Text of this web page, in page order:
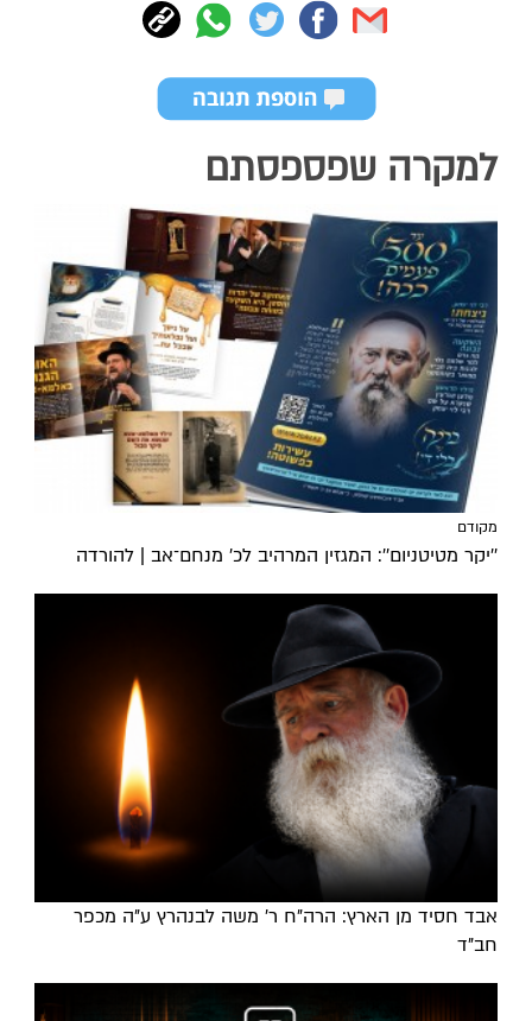
למקרה שפספסתם
מקודם
''יקר מטיטניום'': המגזין המרהיב לכ’ מנחם־אב | להורדה
אבד חסיד מן הארץ: הרה"ח ר' משה לבנהרץ ע"ה מכפר
חב"ד